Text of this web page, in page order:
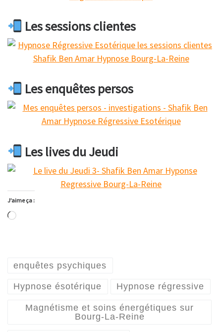
Les sessions clientes
Les enquêtes persos
Les lives du Jeudi
J’aime ça :
Chargement…
enquêtes psychiques
Hypnose ésotérique Hypnose régressive
Magnétisme et soins énergétiques sur
Bourg-La-Reine